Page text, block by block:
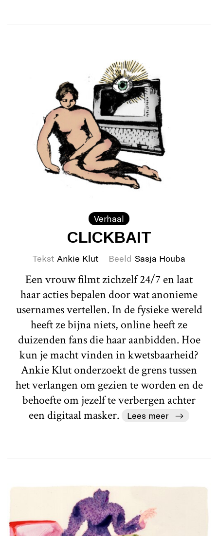
Verhaal
CLICKBAIT
Tekst Ankie Klut Beeld Sasja Houba
Een vrouw filmt zichzelf 24/7 en laat
haar acties bepalen door wat anonieme
usernames vertellen. In de fysieke wereld
heeft ze bijna niets, online heeft ze
duizenden fans die haar aanbidden. Hoe
kun je macht vinden in kwetsbaarheid?
Ankie Klut onderzoekt de grens tussen
het verlangen om gezien te worden en de
behoefte om jezelf te verbergen achter
een digitaal masker.
Lees meer